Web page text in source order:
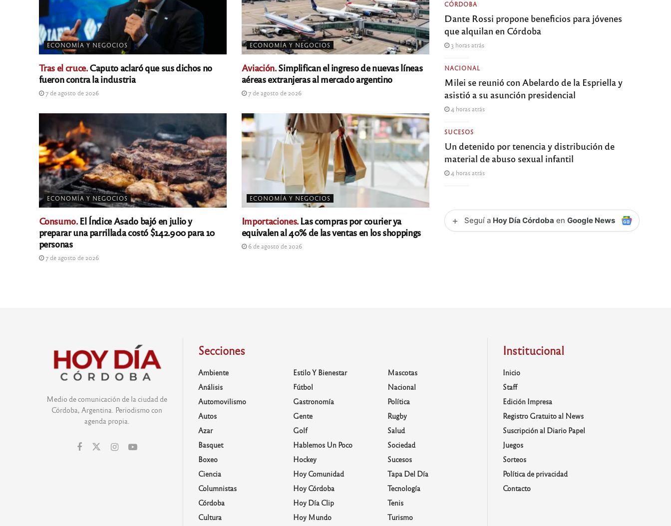
ECONOMÍA Y NEGOCIOS
Tras el cruce.Caputo aclaró que sus dichos no
fueron contra la industria
7 de agosto de 2026
ECONOMÍA Y NEGOCIOS
Aviación.Simplifican el ingreso de nuevas líneas
aéreas extranjeras al mercado argentino
7 de agosto de 2026
ECONOMÍA Y NEGOCIOS
Consumo.El Índice Asado bajó en julio y
preparar una parrillada costó $142.900 para 10
personas
7 de agosto de 2026
ECONOMÍA Y NEGOCIOS
Importaciones.Las compras por courier ya
equivalen al 40% de las ventas en los shoppings
6 de agosto de 2026
CÓRDOBA
Dante Rossi propone beneficios para jóvenes
que alquilan en Córdoba
3 horas atrás
NACIONAL
Milei se reunió con Abelardo de la Espriella y
asistió a su asunción presidencial
4 horas atrás
SUCESOS
Un detenido por tenencia y distribución de
material de abuso sexual infantil
4 horas atrás
+ Seguí a Hoy Día Córdoba enGoogle News
Medio de comunicación de la ciudad de
Córdoba, Argentina. Periodismo con
agenda propia.
Secciones
Ambiente
Análisis
Automovilismo
Autos
Azar
Basquet
Boxeo
Ciencia
Columnistas
Córdoba
Cultura
Estilo Y Bienestar
Fútbol
Gastronomía
Gente
Golf
Hablemos Un Poco
Hockey
Hoy Comunidad
Hoy Córdoba
Hoy Día Clip
Hoy Mundo
Mascotas
Nacional
Política
Rugby
Salud
Sociedad
Sucesos
Tapa Del Día
Tecnología
Tenis
Turismo
Institucional
Inicio
Staff
Edición Impresa
Registro Gratuito al News
Suscripción al Diario Papel
Juegos
Sorteos
Política de privacidad
Contacto